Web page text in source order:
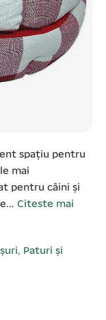
spațiu pentru
mai
pentru câini și
Citeste mai
, Paturi și